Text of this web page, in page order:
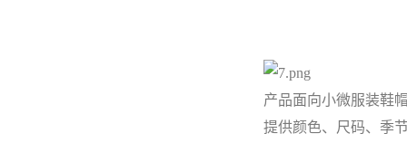
产品面向小微服装鞋
提供颜色、尺码、季